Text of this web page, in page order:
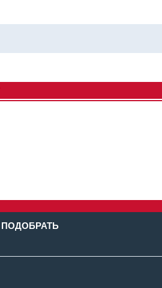
ПОДОБРАТЬ